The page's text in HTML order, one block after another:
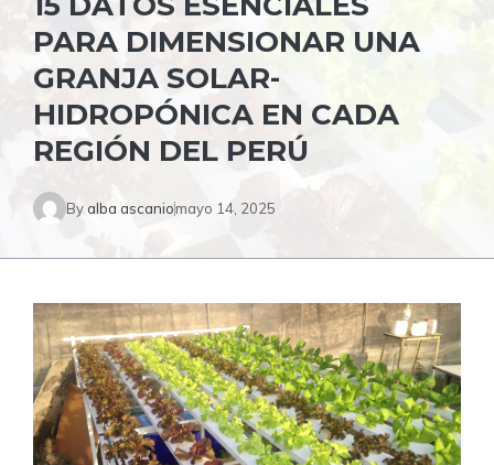
PARA DIMENSIONAR UNA
GRANJA SOLAR-
HIDROPÓNICA EN CADA
REGIÓN DEL PERÚ
Byalba ascaniomayo 14, 2025